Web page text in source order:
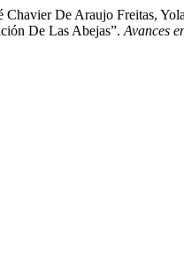
De Araujo Freitas,
De Las Abejas”. Avances